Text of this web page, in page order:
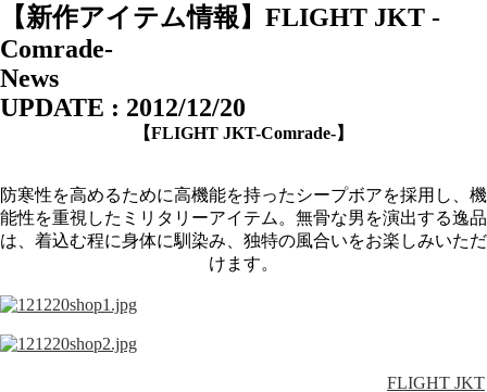
【新作アイテム情報】FLIGHT JKT -
Comrade-
News
UPDATE : 2012/12/20
【FLIGHT JKT-Comrade-】
防寒性を高めるために高機能を持ったシープボアを採用し、機
能性を重視したミリタリーアイテム。無骨な男を演出する逸品
は、着込む程に身体に馴染み、独特の風合いをお楽しみいただ
けます。
FLIGHT JKT